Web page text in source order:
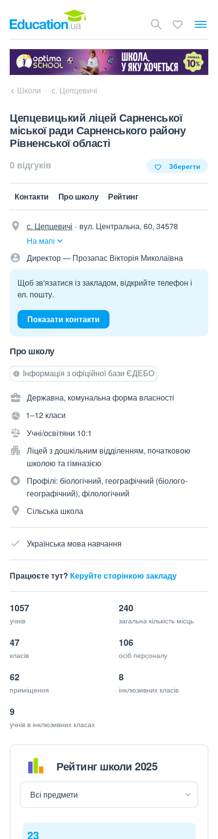
Школи с. Цепцевичі
Цепцевицький ліцей Сарненської
міської ради Сарненського району
Рівненської області
0 відгуків Зберегти
Контакти Про школу Рейтинг
с. Цепцевичі
вул. Центральна, 60, 34578
На мапі
Директор — Прозапас Вікторія Миколаївна
Щоб зв'язатися із закладом, відкрийте телефон і
ел. пошту.
Показати контакти
Про школу
Інформація з офіційної бази ЄДЕБО
Державна, комунальна форма власності
1–12 класи
Учні/освітяни 10:1
Ліцей з дошкільним відділенням, початковою
школою та гімназією
Профілі: біологічний, географічний (біолого-
географічний), філологічний
Сільська школа
Українська мова навчання
Працюєте тут? Керуйте сторінкою закладу
1057
учнів
240
загальна кількість місць
47
класів
106
осіб персоналу
62
приміщення
8
інклюзивних класів
9
учнів в інклюзивних класах
Рейтинг школи 2025
23